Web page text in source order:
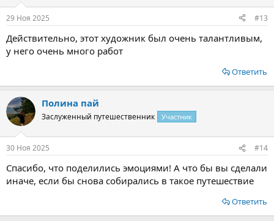
29 Ноя 2025 #13
Действительно, этот художник был очень талантливым,
у него очень много работ
Ответить
Полина пай
Заслуженный путешественник Участник
30 Ноя 2025 #14
Спасибо, что поделились эмоциями! А что бы вы сделали
иначе, если бы снова собирались в такое путешествие
Ответить